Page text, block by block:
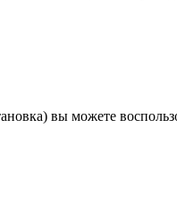
вы можете